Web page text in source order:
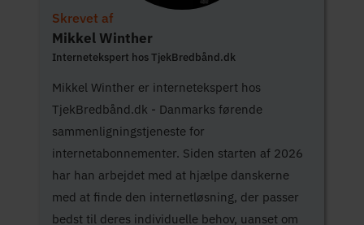
Skrevet af
Mikkel Winther
Internetekspert hos TjekBredbånd.dk
Mikkel Winther er internetekspert hos
TjekBredbånd.dk - Danmarks førende
sammenligningstjeneste for
internetabonnementer. Siden starten af 2026
har han arbejdet med at hjælpe danskerne
med at finde den internetløsning, der passer
bedst til deres individuelle behov, uanset om